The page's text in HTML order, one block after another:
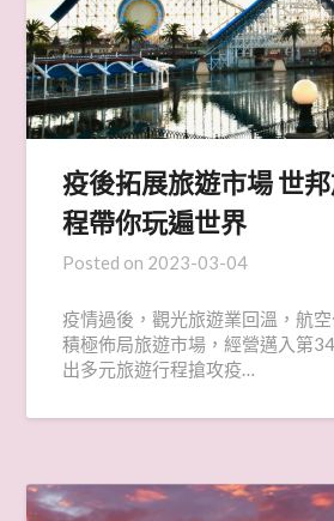
疫後拓展旅遊市場 世
程帶你玩遍世界
Posted on 2023-03-04
疫情過後，觀光旅遊業回溫，航
積極佈局旅遊市場，經營邁入第
出多元旅遊行程搶攻疫…